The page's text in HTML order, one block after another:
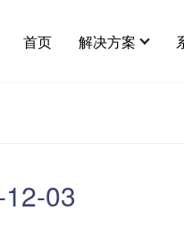
首页 解决方案
03